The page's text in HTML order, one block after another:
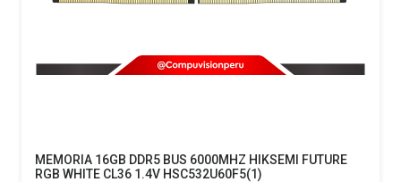
MEMORIA 16GB DDR5 BUS 6000MHZ HIKSEMI FUTURE
RGB WHITE CL36 1.4V HSC532U60F5(1)